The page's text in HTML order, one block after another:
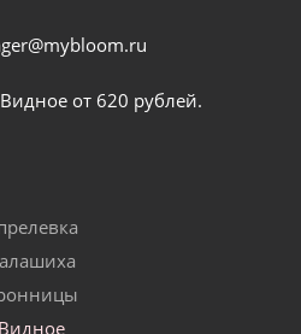
от 620 рублей.
Видное